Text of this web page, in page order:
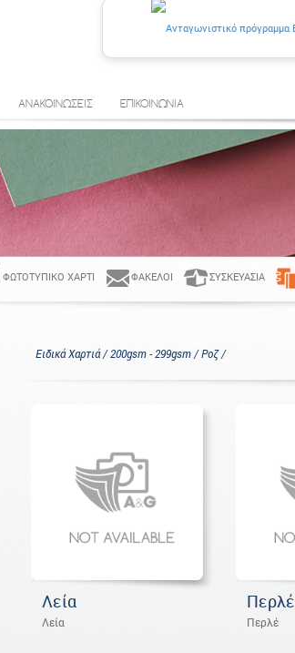
ΑΝΑΚΟΙΝΩΣΕΙΣ ΕΠΙΚΟΙΝΩΝΙΑ
ΦΩΤΟΤΥΠΙΚΌ ΧΑΡΤΊ ΦΆΚΕΛΟΙ ΣΥΣΚΕΥΑΣΊΑ
Ειδικά Χαρτιά / 200gsm - 299gsm / Ροζ /
Λεία
Λεία
Περλέ
Περλέ